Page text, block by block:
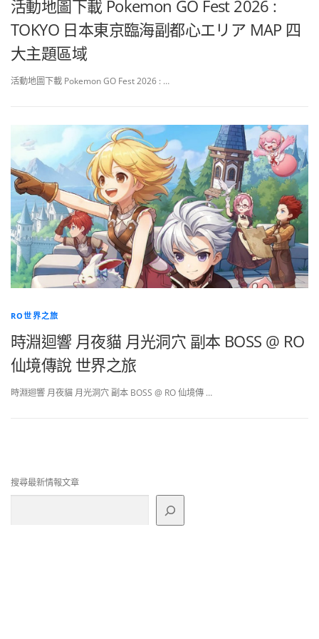
活動地圖下載 Pokemon GO Fest 2026 :
TOKYO 日本東京臨海副都心エリア MAP 四
大主題區域
活動地圖下載 Pokemon GO Fest 2026 : …
RO世界之旅
時淵迴響 月夜貓 月光洞穴 副本 BOSS @ RO
仙境傳說 世界之旅
時淵迴響 月夜貓 月光洞穴 副本 BOSS @ RO 仙境傳 …
搜尋最新情報文章